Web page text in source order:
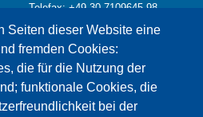
Seiten dieser Website eine
fremden Cookies:
die für die Nutzung der
funktionale Cookies, die
bei der
Telefax: +49 30 7109645-98
info@testing.de